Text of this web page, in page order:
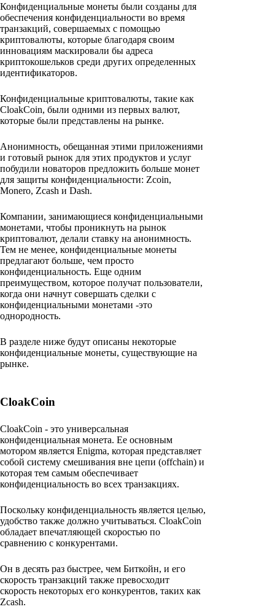
Конфиденциальные монеты были созданы для
обеспечения конфиденциальности во время
транзакций, совершаемых с помощью
криптовалюты, которые благодаря своим
инновациям маскировали бы адреса
криптокошельков среди других определенных
идентификаторов.
Конфиденциальные криптовалюты, такие как
CloakCoin, были одними из первых валют,
которые были представлены на рынке.
Анонимность, обещанная этими приложениями
и готовый рынок для этих продуктов и услуг
побудили новаторов предложить больше монет
для защиты конфиденциальности: Zcoin,
Monero, Zcash и Dash.
Компании, занимающиеся конфиденциальными
монетами, чтобы проникнуть на рынок
криптовалют, делали ставку на анонимность.
Тем не менее, конфиденциальные монеты
предлагают больше, чем просто
конфиденциальность. Еще одним
преимуществом, которое получат пользователи,
когда они начнут совершать сделки с
конфиденциальными монетами -это
однородность.
В разделе ниже будут описаны некоторые
конфиденциальные монеты, существующие на
рынке.
CloakCoin
CloakCoin - это универсальная
конфиденциальная монета. Ее основным
мотором является Enigma, которая представляет
собой систему смешивания вне цепи (offchain) и
которая тем самым обеспечивает
конфиденциальность во всех транзакциях.
Поскольку конфиденциальность является целью,
удобство также должно учитываться. CloakCoin
обладает впечатляющей скоростью по
сравнению с конкурентами.
Он в десять раз быстрее, чем Биткойн, и его
скорость транзакций также превосходит
скорость некоторых его конкурентов, таких как
Zcash.